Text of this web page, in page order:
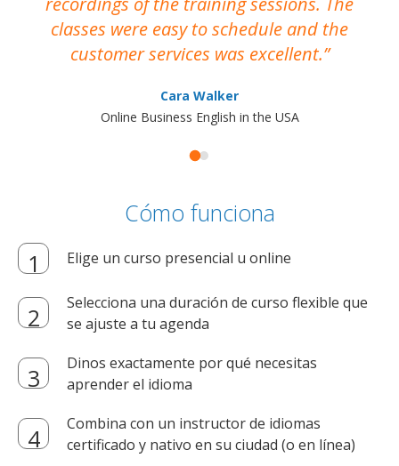
classes were easy to schedule and the
customer services was excellent.
Cara Walker
Online Business English in the USA
Cómo funciona
Elige un curso presencial u online
Selecciona una duración de curso flexible que
se ajuste a tu agenda
Dinos exactamente por qué necesitas
aprender el idioma
Combina con un instructor de idiomas
certificado y nativo en su ciudad (o en línea)